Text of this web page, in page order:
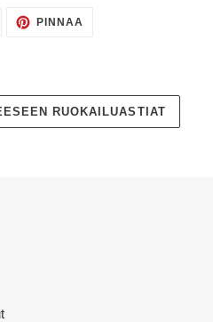
PINNAA
RUOKAILUASTIAT